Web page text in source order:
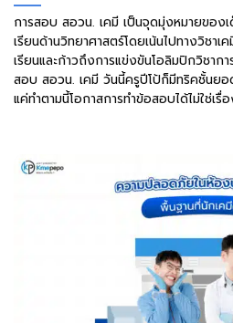
การสอบ สอวน. เคมี เป็นจุดมุ่งหมายของ
เรียนด้านวิทยาศาสตร์โดยเน้นไปทางวิชา
เรียนและก้าวถึงการแข่งขันโอลิมปิกวิชาก
สอบ สอวน. เคมี วันนี้ครูปีโป้ก็มีทริคชั้นย
แค่ทำตามนี้โอกาสการทำข้อสอบได้ไม่ใช่เ